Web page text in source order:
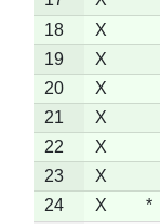
18
X
19
X
20
X
21
X
22
X
23
X
24
X *